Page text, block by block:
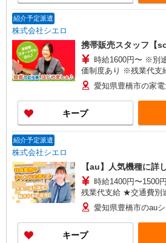
紹介予定派遣
株式会社シエロ
携帯販売スタッフ【
時給1600円〜 ※別
価制度あり ※残業代支
あり） ゜+゜・。○。・゜+゜・。○。・゜+゜ 入
社祝い金10万円支給(規定有) お友達を紹
インセンティブ支給(規定有) ★月2回払い
可能（規程有）★ ゜・
+゜
愛知県豊橋市の家
キープ
紹介予定派遣
株式会社シエロ
【au】人気機種に詳
時給1400円〜1500
残業代支給 ★交通費別途
+゜・。○。・゜+゜・
万円支給(規定有) お友達を紹介頂くと, インセンテ
ィブ支給(規定有) ★月2回払い・週払い可能（規程
有）★ ゜・。○。・゜+
愛知県豊橋市のau
キープ